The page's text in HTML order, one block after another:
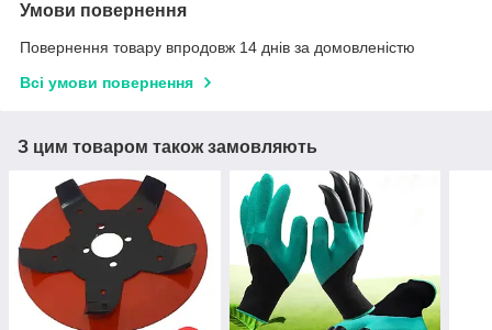
Умови повернення
Повернення товару впродовж 14 днів за домовленістю
Всі умови повернення
З цим товаром також замовляють